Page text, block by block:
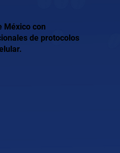
Méxicocon
de protocolos